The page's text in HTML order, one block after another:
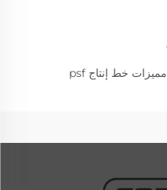
مميزات خط إنتاج psf